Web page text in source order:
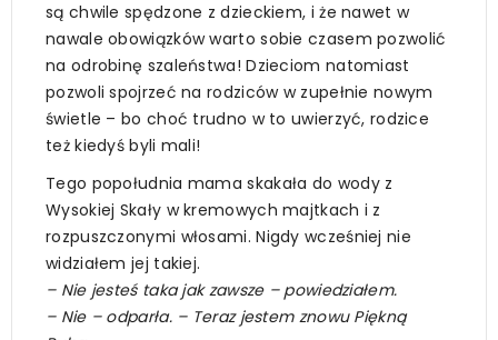
są chwile spędzone z dzieckiem, i że nawet w
nawale obowiązków warto sobie czasem pozwolić
na odrobinę szaleństwa! Dzieciom natomiast
pozwoli spojrzeć na rodziców w zupełnie nowym
świetle – bo choć trudno w to uwierzyć, rodzice
też kiedyś byli mali!
Tego popołudnia mama skakała do wody z
Wysokiej Skały w kremowych majtkach i z
rozpuszczonymi włosami. Nigdy wcześniej nie
widziałem jej takiej.
– Nie jesteś taka jak zawsze – powiedziałem.
– Nie – odparła. – Teraz jestem znowu Piękną